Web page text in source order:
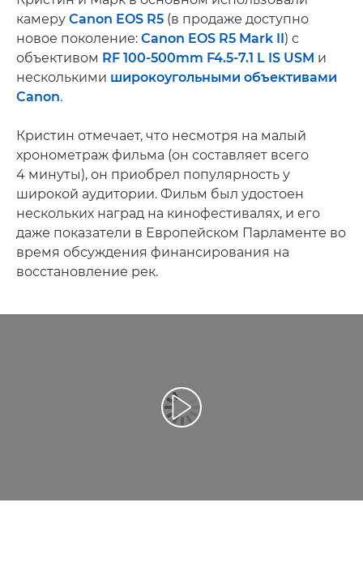
камеру Canon EOS R5 (в продаже доступно
новое поколение: Canon EOS R5 Mark II) с
объективом RF 100-500mm F4.5-7.1 L IS USM и
несколькими широкоугольными объективами
Canon.
Кристин отмечает, что несмотря на малый
хронометраж фильма (он составляет всего
4 минуты), он приобрел популярность у
широкой аудитории. Фильм был удостоен
нескольких наград на кинофестивалях, и его
даже показатели в Европейском Парламенте во
время обсуждения финансирования на
восстановление рек.
Воспроизведение видео